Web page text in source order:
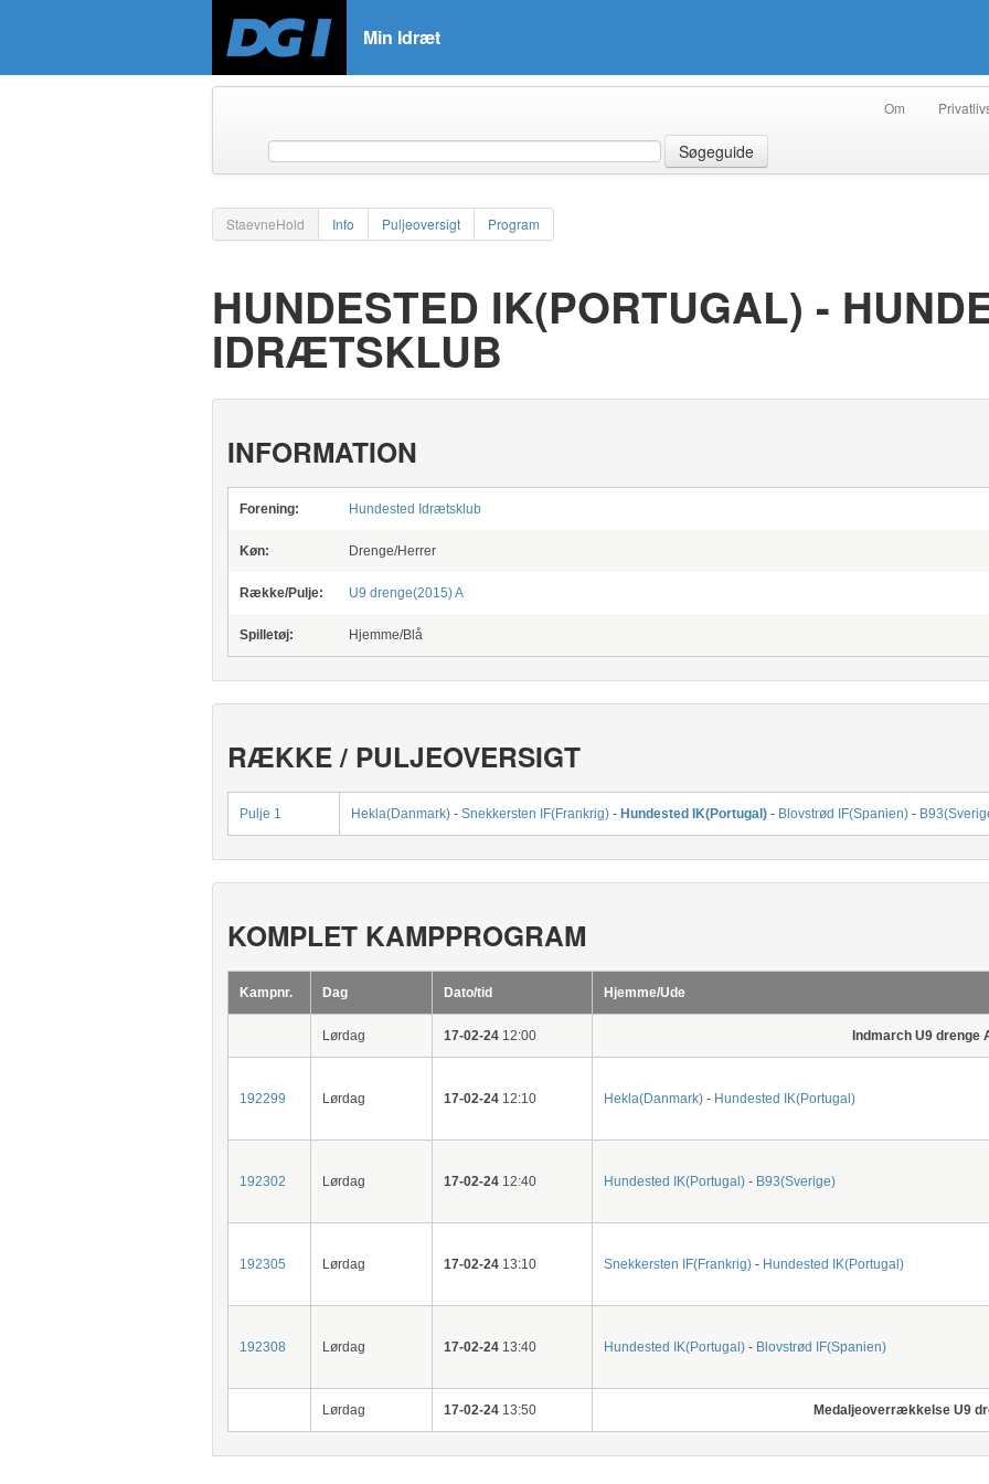
Min Idræt
Om
Søgeguide
StaevneHold Info Puljeoversigt Program
HUNDESTED IK(PORTUGAL) -
IDRÆTSKLUB
INFORMATION
Forening: Hundested Idrætsklub
Køn: Drenge/Herrer
Række/Pulje: U9 drenge(2015) A
Spilletøj: Hjemme/Blå
RÆKKE / PULJEOVERSIGT
Pulje 1 Hekla(Danmark)- Snekkersten IF(Frankrig)- Hundested IK(Portugal) - Blovstrød IF(Spanien)-
KOMPLET KAMPPROGRAM
Kampnr. Dag Dato/tid Hjemme/Ude
Lørdag 17-02-2412:00 Indmarch U9 drenge
192299 Lørdag 17-02-2412:10 Hekla(Danmark)- Hundested IK(Portugal)
192302 Lørdag 17-02-2412:40 Hundested IK(Portugal)- B93(Sverige)
192305 Lørdag 17-02-2413:10 Snekkersten IF(Frankrig)- Hundested IK(Portugal)
192308 Lørdag 17-02-2413:40 Hundested IK(Portugal)- Blovstrød IF(Spanien)
Lørdag 17-02-2413:50 Medaljeoverrækkelse U9